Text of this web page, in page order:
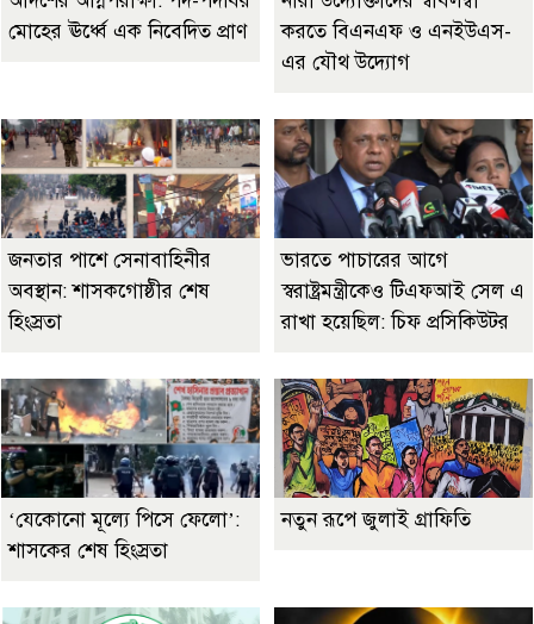
মোহের ঊর্ধ্বে এক নিবেদিত প্রাণ
করতে বিএনএফ ও এনইউএস-
এর যৌথ উদ্যোগ
জনতার পাশে সেনাবাহিনীর
অবস্থান: শাসকগোষ্ঠীর শেষ
হিংস্রতা
ভারতে পাচারের আগে
স্বরাষ্ট্রমন্ত্রীকেও টিএফআই সেল এ
রাখা হয়েছিল: চিফ প্রসিকিউটর
‘যেকোনো মূল্যে পিসে ফেলো’:
শাসকের শেষ হিংস্রতা
নতুন রূপে জুলাই গ্রাফিতি